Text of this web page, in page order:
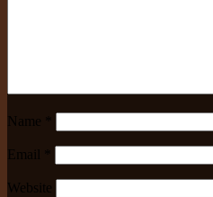
Name
Email
Website